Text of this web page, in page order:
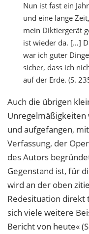
Nun ist fast ein
und eine lange
mein Diktiergerät
ist wieder da. […]
war ich guter
sicher, dass ich
auf der Erde. (S.
Auch die übrigen
und aufgefangen,
Verfassung, der
des Autors
Gegenstand ist, für
wird an der oben
Redesituation direkt
sich viele weitere
Bericht von heute«